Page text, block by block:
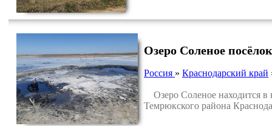
Озеро Соленое
Россия » Краснодарский край
Озеро Соленое находится в
Темрюкского района